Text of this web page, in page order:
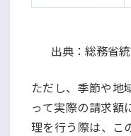
出典：総務省
ただし、季節や地
って実際の請求額
理を行う際は、こ